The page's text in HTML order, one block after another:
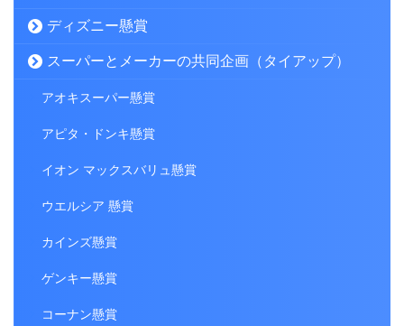
ディズニー懸賞
スーパーとメーカーの共同企画（タイアップ）
アオキスーパー懸賞
アピタ・ドンキ懸賞
イオン マックスバリュ懸賞
ウエルシア 懸賞
カインズ懸賞
ゲンキー懸賞
コーナン懸賞